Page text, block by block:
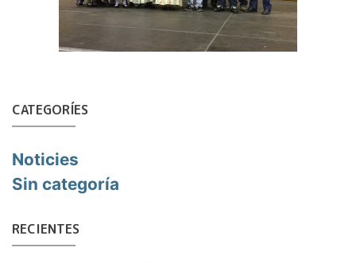
CATEGORÍES
Noticies
Sin categoría
RECIENTES